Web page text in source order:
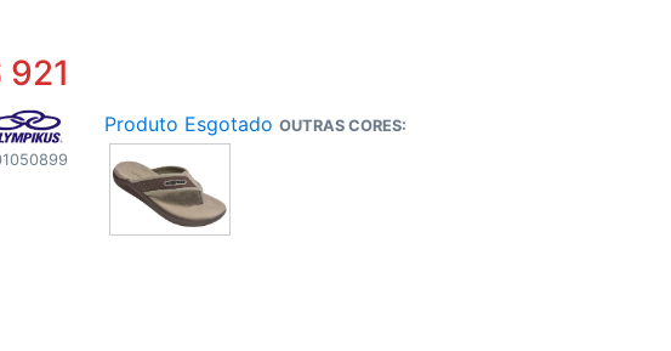
921
Produto Esgotado OUTRAS CORES: